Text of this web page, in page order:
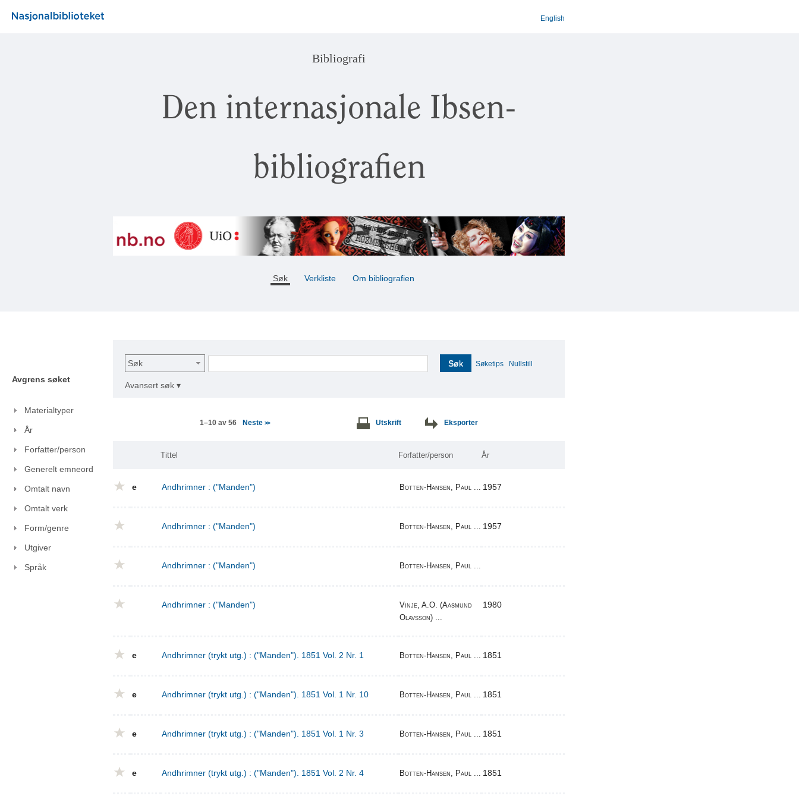
English
Bibliografi
Den internasjonale Ibsen-
bibliografien
Søk Verkliste Om bibliografien
Avgrens søket
Materialtyper
År
Forfatter/person
Generelt emneord
Omtalt navn
Omtalt verk
Form/genre
Utgiver
Språk
Søk Søk Søketips Nullstill
Avansert søk ▾
1–10 av 56 Neste>> Utskrift Eksporter
Tittel Forfatter/person År
e Andhrimner : ("Manden") Botten-Hansen, Paul ... 1957
Andhrimner : ("Manden") Botten-Hansen, Paul ... 1957
Andhrimner : ("Manden") Botten-Hansen, Paul ...
Andhrimner : ("Manden")
Vinje, A.O. (Aasmund
Olavsson) ...
1980
e Andhrimner (trykt utg.) : ("Manden"). 1851 Vol. 2 Nr. 1 Botten-Hansen, Paul ... 1851
e Andhrimner (trykt utg.) : ("Manden"). 1851 Vol. 1 Nr. 10 Botten-Hansen, Paul ... 1851
e Andhrimner (trykt utg.) : ("Manden"). 1851 Vol. 1 Nr. 3 Botten-Hansen, Paul ... 1851
e Andhrimner (trykt utg.) : ("Manden"). 1851 Vol. 2 Nr. 4 Botten-Hansen, Paul ... 1851